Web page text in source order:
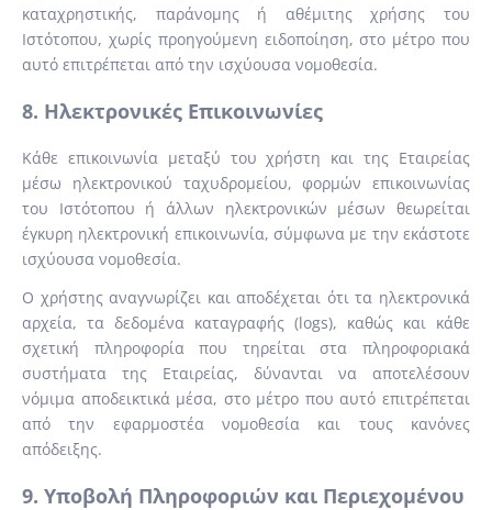
καταχρηστικής, παράνομης ή αθέμιτης χρήσης του
Ιστότοπου, χωρίς προηγούμενη ειδοποίηση, στο μέτρο που
αυτό επιτρέπεται από την ισχύουσα νομοθεσία.
8. Ηλεκτρονικές Επικοινωνίες
Κάθε επικοινωνία μεταξύ του χρήστη και της Εταιρείας
μέσω ηλεκτρονικού ταχυδρομείου, φορμών επικοινωνίας
του Ιστότοπου ή άλλων ηλεκτρονικών μέσων θεωρείται
έγκυρη ηλεκτρονική επικοινωνία, σύμφωνα με την εκάστοτε
ισχύουσα νομοθεσία.
Ο χρήστης αναγνωρίζει και αποδέχεται ότι τα ηλεκτρονικά
αρχεία, τα δεδομένα καταγραφής (logs), καθώς και κάθε
σχετική πληροφορία που τηρείται στα πληροφοριακά
συστήματα της Εταιρείας, δύνανται να αποτελέσουν
νόμιμα αποδεικτικά μέσα, στο μέτρο που αυτό επιτρέπεται
από την εφαρμοστέα νομοθεσία και τους κανόνες
απόδειξης.
9. Υποβολή Πληροφοριών και Περιεχομένου